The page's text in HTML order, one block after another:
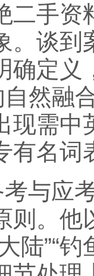
二手资
。谈到
确定义
自然融
现需中
有名词
与应
则。
陆”“